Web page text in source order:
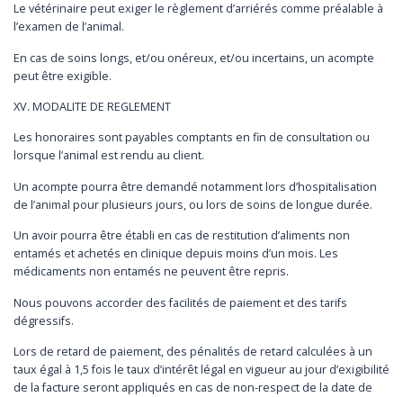
Le vétérinaire peut exiger le règlement d’arriérés comme préalable à
l’examen de l’animal.
En cas de soins longs, et/ou onéreux, et/ou incertains, un acompte
peut être exigible.
XV. MODALITE DE REGLEMENT
Les honoraires sont payables comptants en fin de consultation ou
lorsque l’animal est rendu au client.
Un acompte pourra être demandé notamment lors d’hospitalisation
de l’animal pour plusieurs jours, ou lors de soins de longue durée.
Un avoir pourra être établi en cas de restitution d’aliments non
entamés et achetés en clinique depuis moins d’un mois. Les
médicaments non entamés ne peuvent être repris.
Nous pouvons accorder des facilités de paiement et des tarifs
dégressifs.
Lors de retard de paiement, des pénalités de retard calculées à un
taux égal à 1,5 fois le taux d’intérêt légal en vigueur au jour d’exigibilité
de la facture seront appliqués en cas de non-respect de la date de